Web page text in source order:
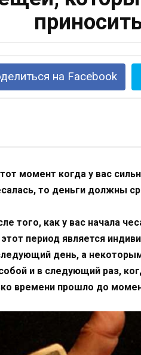
на Facebook
момент когда у вас
то деньги должны
того, как у вас начала
период является
день, а
и в следующий раз,
времени прошло до